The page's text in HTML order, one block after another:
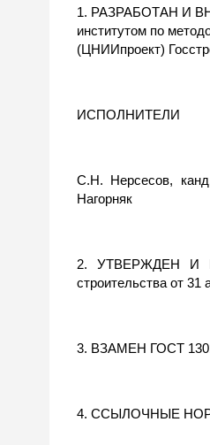
1. РАЗРАБОТАН И
институтом по
(ЦНИИпроект)
ИСПОЛНИТЕЛИ
С.Н. Нерсесов,
Нагорняк
2. УТВЕРЖДЕН И
строительства от 31
3. ВЗАМЕН ГОСТ
4. ССЫЛОЧНЫЕ